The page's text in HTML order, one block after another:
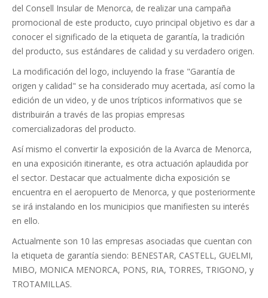
del Consell Insular de Menorca, de realizar una campaña
promocional de este producto, cuyo principal objetivo es dar a
conocer el significado de la etiqueta de garantía, la tradición
del producto, sus estándares de calidad y su verdadero origen.
La modificación del logo, incluyendo la frase "Garantía de
origen y calidad" se ha considerado muy acertada, así como la
edición de un video, y de unos trípticos informativos que se
distribuirán a través de las propias empresas
comercializadoras del producto.
Así mismo el convertir la exposición de la Avarca de Menorca,
en una exposición itinerante, es otra actuación aplaudida por
el sector. Destacar que actualmente dicha exposición se
encuentra en el aeropuerto de Menorca, y que posteriormente
se irá instalando en los municipios que manifiesten su interés
en ello.
Actualmente son 10 las empresas asociadas que cuentan con
la etiqueta de garantía siendo: BENESTAR, CASTELL, GUELMI,
MIBO, MONICA MENORCA, PONS, RIA, TORRES, TRIGONO, y
TROTAMILLAS.